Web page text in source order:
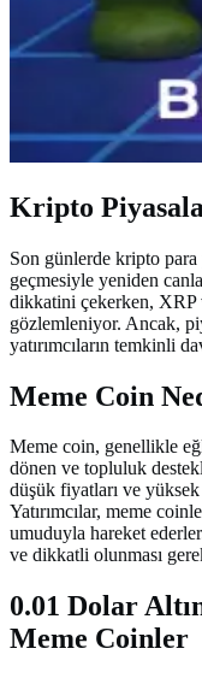
Kripto
Son günlerde kripto
geçmesiyle yeniden
dikkatini çekerken, XRP
gözlemleniyor. Ancak,
yatırımcıların temkinli
Meme Coin
Meme coin, genellikle
dönen ve topluluk
düşük fiyatları ve
Yatırımcılar, meme
umuduyla hareket
ve dikkatli olunması
0.01 Dolar
Meme Coinler